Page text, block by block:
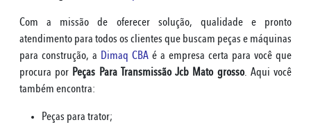
Com a missão de oferecer solução, qualidade e pronto
atendimento para todos os clientes que buscam peças e máquinas
para construção, a Dimaq CBA é a empresa certa para você que
procura por Peças Para Transmissão Jcb Mato grosso. Aqui você
também encontra:
Peças para trator;